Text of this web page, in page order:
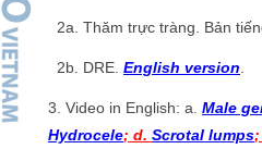
2a. Thăm trực tràng. Bản
2b. DRE. English version
3. Video in English: a. Male
Hydrocele; d. Scrotal lumps;